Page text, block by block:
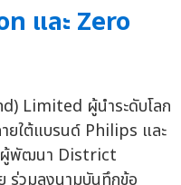
และ Zero
Limited ผู้นำระดับโลก
ยใต้แบรนด์ Philips และ
ผู้พัฒนา District
ร่วมลงนามบันทึกข้อ